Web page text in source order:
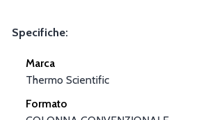
Specifiche:
Marca
Thermo Scientific
Formato